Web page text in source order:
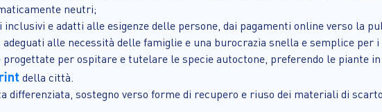
neutri;
e adatti alle esigenze delle persone, dai pagamenti online verso la
alle necessità delle famiglie e una burocrazia snella e semplice per
progettate per ospitare e tutelare le specie autoctone, preferendo le piante
della città.
differenziata, sostegno verso forme di recupero e riuso dei materiali di